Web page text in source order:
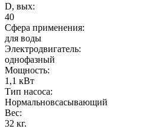
D, вых:
40
Сфера применения:
для воды
Электродвигатель:
однофазный
Мощность:
1,1 кВт
Тип насоса:
Нормальновсасывающий
Вес:
32 кг.